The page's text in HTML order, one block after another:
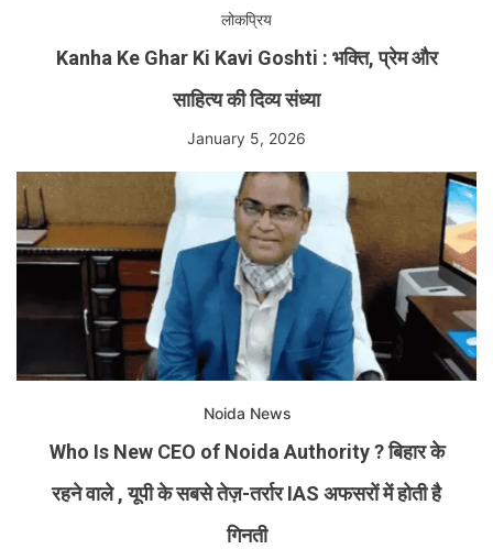
लोकप्रिय
Kanha Ke Ghar Ki Kavi Goshti : भक्ति, प्रेम और
साहित्य की दिव्य संध्या
January 5, 2026
Noida News
Who Is New CEO of Noida Authority ? बिहार के
रहने वाले , यूपी के सबसे तेज़-तर्रार IAS अफसरों में होती है
गिनती